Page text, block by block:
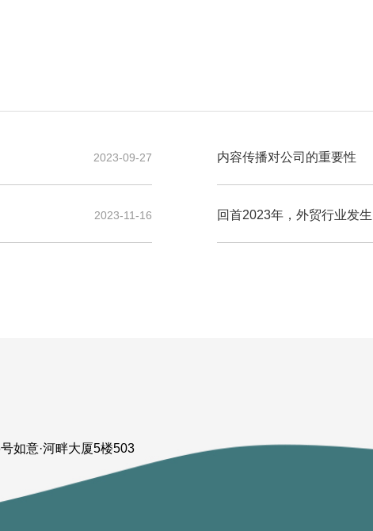
2023-09-27 内容传播对公司的重要性
2023-11-16 回首2023年，外贸行业发
如意·河畔大厦5楼503